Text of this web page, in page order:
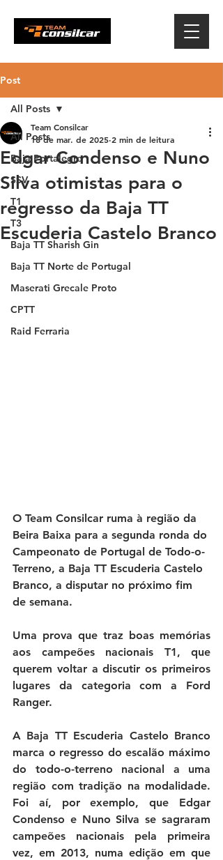
Post
All Posts
Baja Portalegre
SSV
T1
T3
Baja TT Sharish Gin
Baja TT Norte de Portugal
Maserati Grecale Proto
CPTT
Raid Ferraria
All Posts
Edgar Condenso e Nuno
Silva otimistas para o
regresso da Baja TT
Escuderia Castelo Branco
Team Consilcar
18 de mar. de 2025 2 min de leitura
O Team Consilcar ruma à região da
Beira Baixa para a segunda ronda do
Campeonato de Portugal de Todo-o-
Terreno, a Baja TT Escuderia Castelo
Branco, a disputar no próximo fim
de semana.
Uma prova que traz boas memórias
aos campeões nacionais T1, que
querem voltar a discutir os primeiros
lugares da categoria com a Ford
Ranger.
A Baja TT Escuderia Castelo Branco
marca o regresso do escalão máximo
do todo-o-terreno nacional a uma
região com tradição na modalidade.
Foi aí, por exemplo, que Edgar
Condenso e Nuno Silva se sagraram
campeões nacionais pela primeira
vez, em 2013, numa edição em que